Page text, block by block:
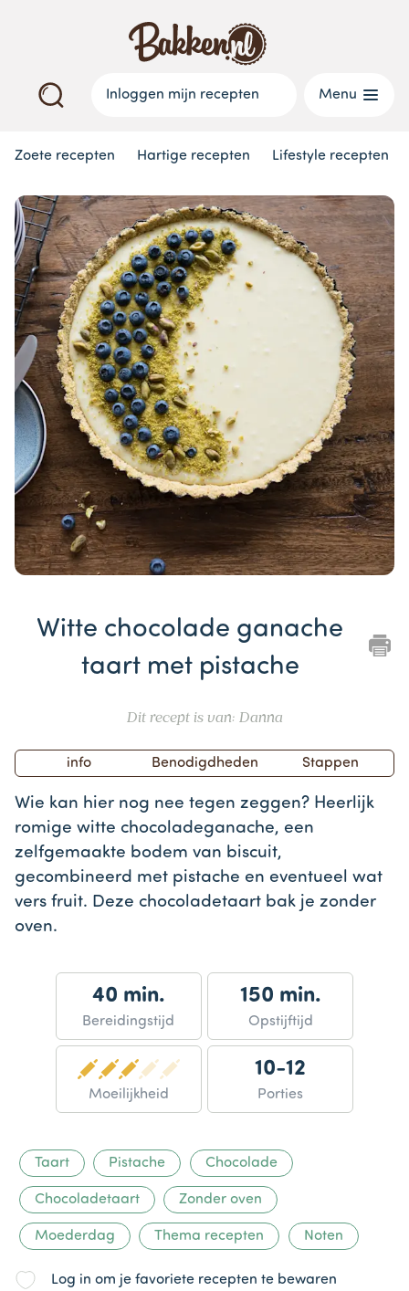
Inloggen mijn recepten Menu
Zoete recepten Hartige recepten Lifestyle recepten
Witte chocolade ganache
taart met pistache
Dit recept is van: Danna
info Benodigdheden Stappen
Wie kan hier nog nee tegen zeggen? Heerlijk
romige witte chocoladeganache, een
zelfgemaakte bodem van biscuit,
gecombineerd met pistache en eventueel wat
vers fruit. Deze chocoladetaart bak je zonder
oven.
40 min.
Bereidingstijd
150 min.
Opstijftijd
Moeilijkheid
10-12
Porties
Taart Pistache Chocolade
Chocoladetaart Zonder oven
Moederdag Thema recepten Noten
Log in om je favoriete recepten te bewaren